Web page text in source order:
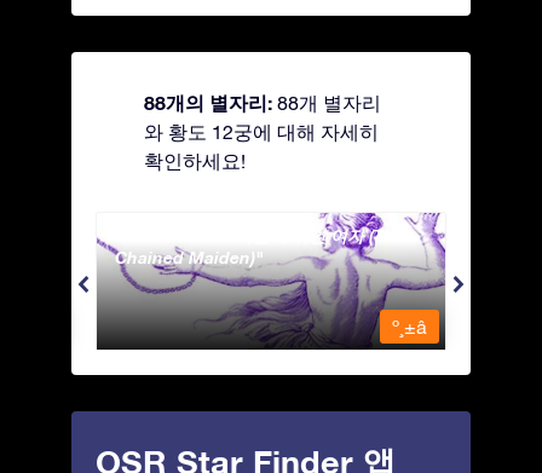
88개의 별자리: 88개 별자리
와 황도 12궁에 대해 자세히
확인하세요!
Andromeda - 사슬에 묶인 여자 (The
Chained Maiden)
º¸±â
OSR Star Finder 앱